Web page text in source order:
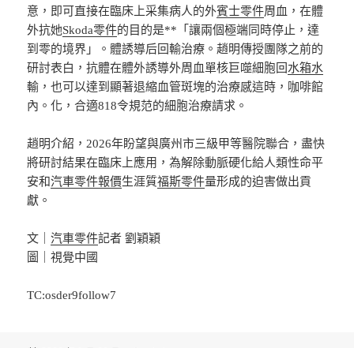
意，即可直接在臨床上采集病人的外賓士零件周血，在體
外抗她Skoda零件的目的是**「讓兩個極端同時停止，達
到零的境界」。體誘導后回輸治療。趙明傳授團隊之前的
研討表白，抗體在體外誘導外周血單核巨噬細胞回水箱水
輸，也可以達到顯著退縮血管斑塊的治療感這時，咖啡館
內。化，合適818令規范的細胞治療請求。
趙明介紹，2026年盼望與廣州市三級甲等醫院聯合，盡快
將研討結果在臨床上應用，為解除動脈硬化給人類性命平
安和汽車零件報價生涯質福斯零件量形成的迫害做出貢
獻。
文｜汽車零件記者 劉穎穎
圖｜視覺中國
TC:osder9follow7